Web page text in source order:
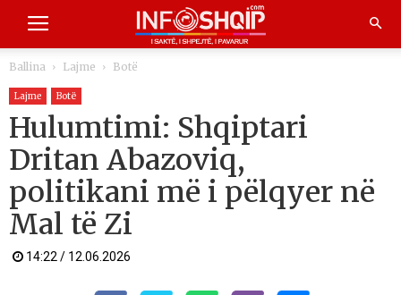
Ballina Lajme Botë
Lajme Botë
Hulumtimi: Shqiptari
Dritan Abazoviq,
politikani më i pëlqyer në
Mal të Zi
14:22 / 12.06.2026